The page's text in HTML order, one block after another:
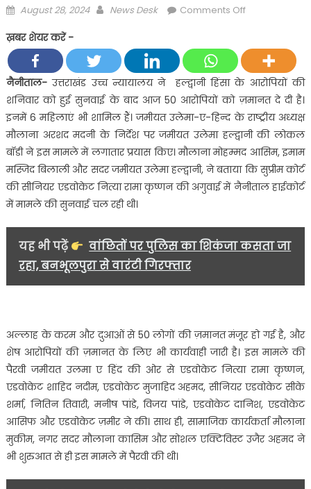
Posted
August 28, 2024 Author
News Desk Comments Offon
मामला
में
हाईकोर्ट
ने
50
आरोपियों
को
दी
ज़मानत…….
ख़बर शेयर करें -
नैनीताल-उत्तराखंड उच्च न्यायालय ने हल्द्वानी हिंसा के आरोपियों की
शनिवार को हुई सुनवाई के बाद आज 50 आरोपियों को ज़मानत दे दी है।
इनमें 6 महिलाएं भी शामिल हैं। जमीयत उलेमा-ए-हिन्द के राष्ट्रीय अध्यक्ष
मौलाना अरशद मदनी के निर्देश पर जमीयत उलेमा हल्द्वानी की लोकल
बॉडी ने इस मामले में लगातार प्रयास किए। मौलाना मोहम्मद आसिम, इमाम
मस्जिद बिलाली और सदर जमीयत उलेमा हल्द्वानी, ने बताया कि सुप्रीम कोर्ट
की सीनियर एडवोकेट नित्या रामा कृष्णन की अगुवाई में नैनीताल हाईकोर्ट
में मामले की सुनवाई चल रही थी।
यह भी पढ़ें
वांछितों पर पुलिस का शिकंजा कसता जा
रहा, बनभूलपुरा से वारंटी गिरफ्तार
अल्लाह के करम और दुआओं से 50 लोगों की ज़मानत मंजूर हो गई है, और
शेष आरोपियों की ज़मानत के लिए भी कार्यवाही जारी है। इस मामले की
पैरवी जमीयत उलमा ए हिंद की ओर से एडवोकेट नित्या रामा कृष्णन,
एडवोकेट शाहिद नदीम, एडवोकेट मुजाहिद अहमद, सीनियर एडवोकेट सीके
शर्मा, नितिन तिवारी, मनीष पांडे, विजय पांडे, एडवोकेट दानिश, एडवोकेट
आसिफ और एडवोकेट ज़मीर ने की। साथ ही, सामाजिक कार्यकर्ता मौलाना
मुकीम, नगर सदर मौलाना कासिम और सोशल एक्टिविस्ट उजैर अहमद ने
भी शुरुआत से ही इस मामले में पैरवी की थी।